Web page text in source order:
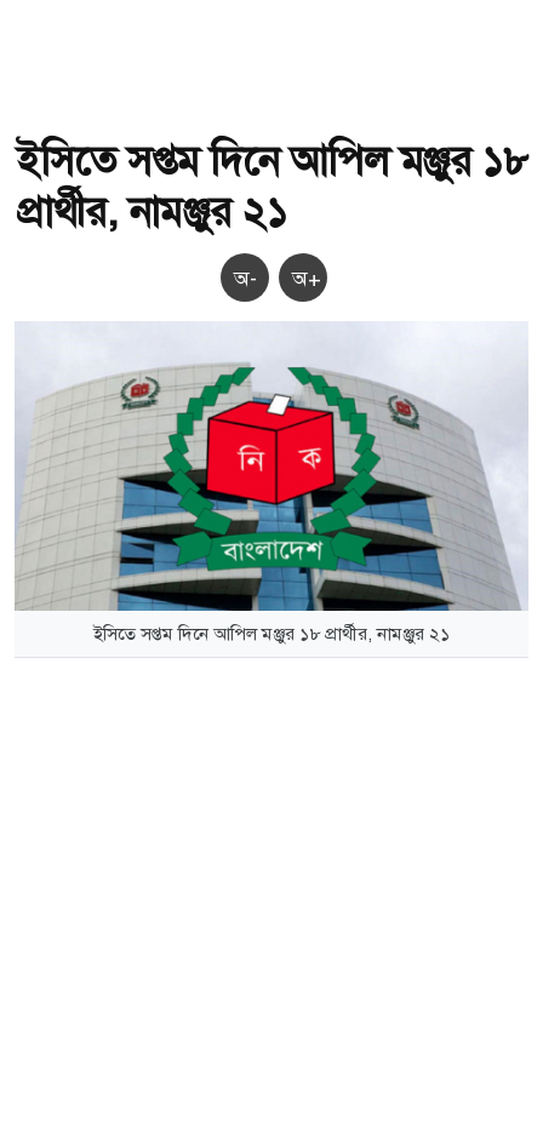
ইসিতে সপ্তম দিনে আপিল মঞ্জুর ১৮
প্রার্থীর, নামঞ্জুর ২১
অ- অ+
ইসিতে সপ্তম দিনে আপিল মঞ্জুর ১৮ প্রার্থীর, নামঞ্জুর ২১